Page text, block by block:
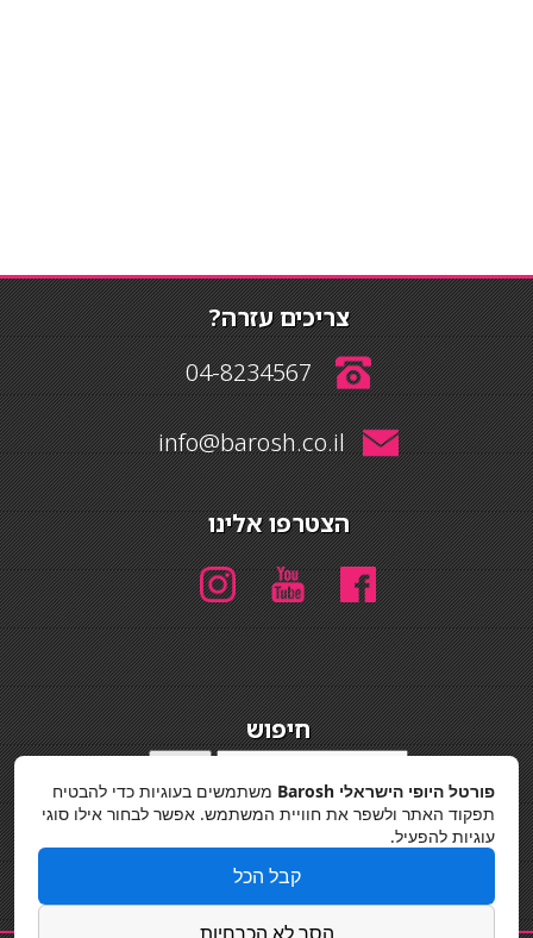
צריכים עזרה?
04-8234567
info@barosh.co.il
הצטרפו אלינו
חיפוש
מדיניות פרטיות
פורטל היופי הישראלי Barosh
משתמשים בעוגיות כדי להבטיח
תפקוד האתר ולשפר את חוויית המשתמש. אפשר לבחור אילו סוגי
עוגיות להפעיל.
קבל הכל